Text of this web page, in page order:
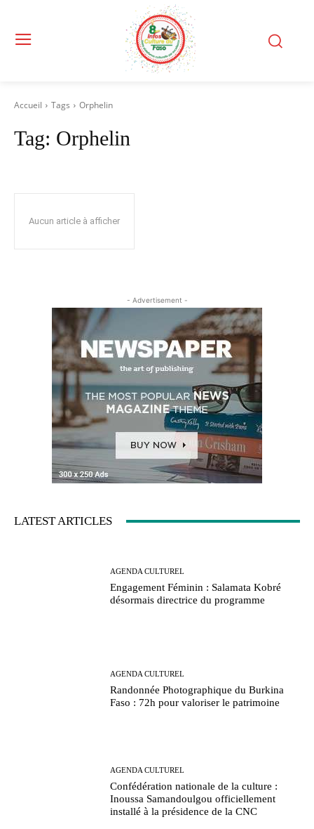
Accueil Tags Orphelin
Tag: Orphelin
Aucun article à afficher
- Advertisement -
LATEST ARTICLES
AGENDA CULTUREL
Engagement Féminin : Salamata Kobré
désormais directrice du programme
AGENDA CULTUREL
Randonnée Photographique du Burkina
Faso : 72h pour valoriser le patrimoine
AGENDA CULTUREL
Confédération nationale de la culture :
Inoussa Samandoulgou officiellement
installé à la présidence de la CNC